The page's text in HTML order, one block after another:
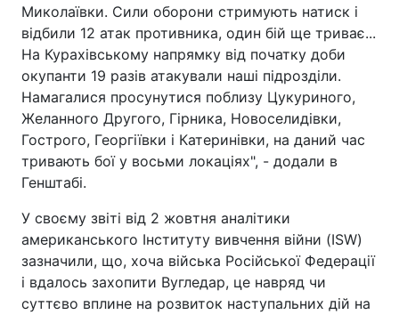
Миколаївки. Сили оборони стримують натиск і
відбили 12 атак противника, один бій ще триває...
На Курахівському напрямку від початку доби
окупанти 19 разів атакували наші підрозділи.
Намагалися просунутися поблизу Цукуриного,
Желанного Другого, Гірника, Новоселидівки,
Гострого, Георгіївки і Катеринівки, на даний час
тривають бої у восьми локаціях", - додали в
Генштабі.
У своєму звіті від 2 жовтня аналітики
американського Інституту вивчення війни (ISW)
зазначили, що, хоча війська Російської Федерації
і вдалось захопити Вугледар, це навряд чи
суттєво вплине на розвиток наступальних дій на